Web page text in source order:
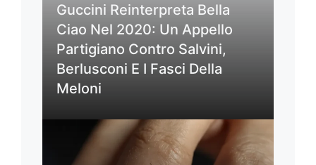
Guccini Reinterpreta Bella
Ciao Nel 2020: Un Appello
Partigiano Contro Salvini,
Berlusconi E I Fasci Della
Meloni